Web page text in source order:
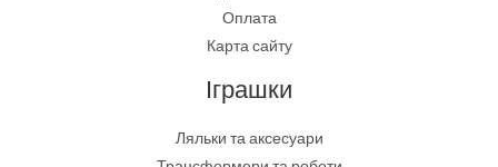
Оплата
Карта сайту
Іграшки
Ляльки та аксесуари